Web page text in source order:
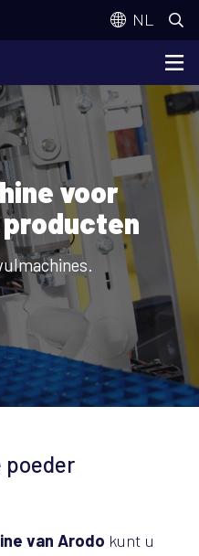
NL
voor
poeder
van Arodo kunt u